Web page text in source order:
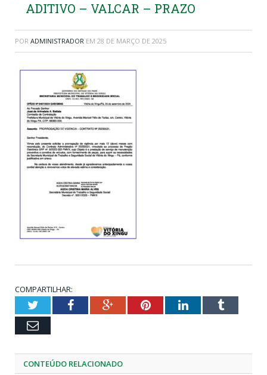
ADITIVO – VALCAR – PRAZO
POR ADMINISTRADOR EM 28 DE MARÇO DE 2025
COMPARTILHAR:
TwitterFacebookGoogle+PinterestLinkedInTumblr
Email
CONTEÚDO RELACIONADO